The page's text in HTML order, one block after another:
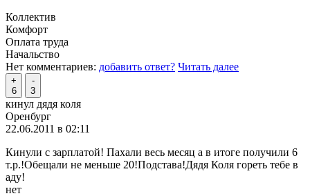
Коллектив
Комфорт
Оплата труда
Начальство
Нет комментариев: добавить ответ? Читать далее
+
6
-
3
кинул дядя коля
Оренбург
22.06.2011 в 02:11
Кинули с зарплатой! Пахали весь месяц а в итоге получили 6
т.р.!Обещали не меньше 20!Подстава!Дядя Коля гореть тебе в
аду!
нет